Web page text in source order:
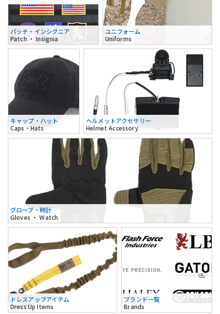
パッチ・インシグニア
Patch ・ Insignia
ユニフォーム
Uniforms
キャップ・ハット
Caps・Hats
ヘルメットアクセサリー
Helmet Accessory
グローブ・時計
Gloves ・ Watch
ドレスアップアイテム
Dress Up Items
ブランド一覧
Brands